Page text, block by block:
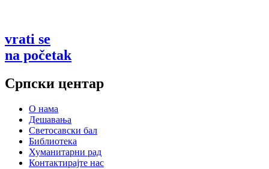
vrati se
na početak
Српски центар
О нама
Дешавања
Светосавски бал
Библиотека
Хуманитарни рад
Контактирајте нас